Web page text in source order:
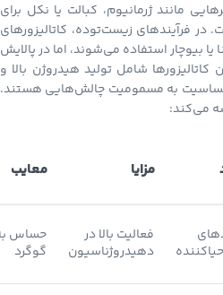
مانند ژرمانیوم، کبالت یا نکل برای
در فرآیندهای زیست‌توده، کاتالیزورهای
بیوچار استفاده می‌شوند، اما در پالایش
شامل تولید هیدروژن بالا و
و حساسیت به مسمومیت چالش‌هایی هستند.
می‌کند:
مزایا معایب
فعالیت بالا در
دهیدروژناسیون
حساس
گوگرد